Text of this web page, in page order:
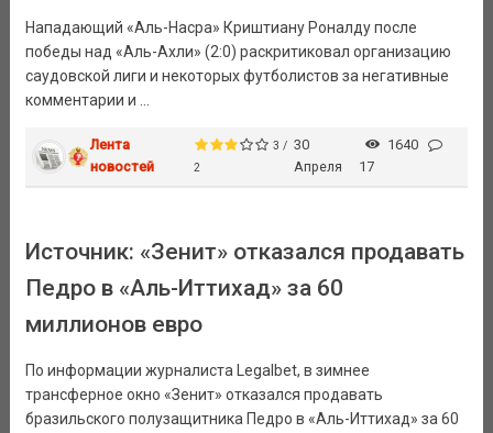
Нападающий «Аль-Насра» Криштиану Роналду после
победы над «Аль-Ахли» (2:0) раскритиковал организацию
саудовской лиги и некоторых футболистов за негативные
комментарии и ...
Лента
новостей
3 /
2
30
Апреля
1640
17
Источник: «Зенит» отказался продавать
Педро в «Аль-Иттихад» за 60
миллионов евро
По информации журналиста Legalbet, в зимнее
трансферное окно «Зенит» отказался продавать
бразильского полузащитника Педро в «Аль-Иттихад» за 60